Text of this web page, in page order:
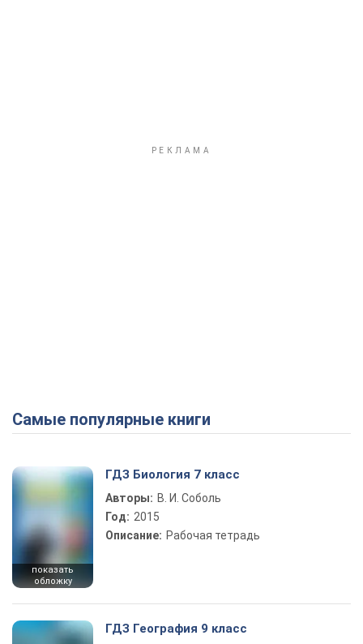
Самые популярные книги
показать
обложку
ГДЗ Биология 7 класс
Авторы: В. И. Соболь
Год: 2015
Описание: Рабочая тетрадь
ГДЗ География 9 класс